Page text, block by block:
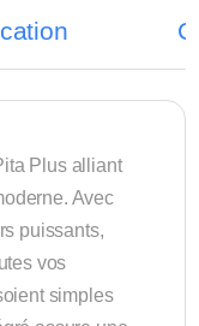
Plus alliant
Avec
puissants,
vos
simples